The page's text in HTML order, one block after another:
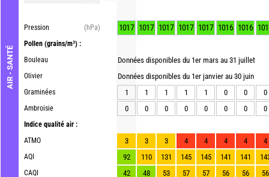
AIR - SANTÉ
Pression
(hPa)
Pollen (grains/m³) :
Bouleau
Olivier
Graminées
Ambroisie
Indice qualité air :
ATMO
AQI
CAQI
1017 1017 1017 1017 1017 1016 1016
Données disponibles du 1er mars au 31 juillet
Données disponibles du 1er janvier au 30 juin
1
1 1 1 1 0 0
0
0
0 0 0 0 0 0 0
3 3 3 4 4 4 4
4
92
110 131 145 145 141 141
42
48 53 57 57 56 56 56